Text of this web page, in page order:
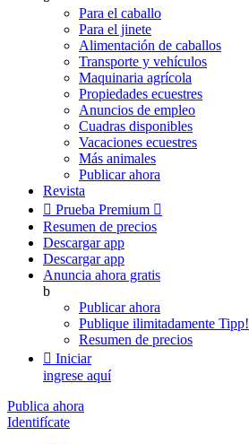
Para el caballo
Para el jinete
Alimentación de caballos
Transporte y vehículos
Maquinaria agrícola
Propiedades ecuestres
Anuncios de empleo
Cuadras disponibles
Vacaciones ecuestres
Más animales
Publicar ahora
Revista
 Prueba Premium 
Resumen de precios
Descargar app
Descargar app
Anuncia ahora gratis
b
Publicar ahora
Publique ilimitadamente Tipp!
Resumen de precios
 Iniciar
ingrese aquí
Publica ahora
Identifícate